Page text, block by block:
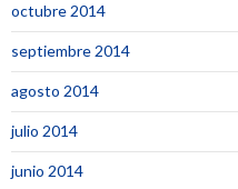
octubre 2014
septiembre 2014
agosto 2014
julio 2014
junio 2014